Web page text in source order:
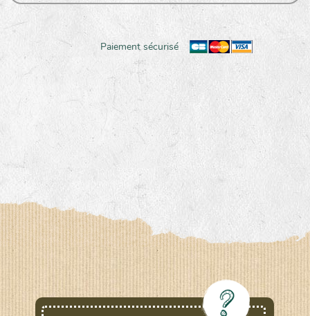
Paiement sécurisé